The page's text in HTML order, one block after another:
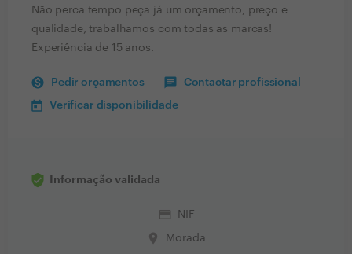
Não perca tempo peça já um orçamento, preço e
qualidade, trabalhamos com todas as marcas!
Experiência de 15 anos.
Pedir orçamentos Contactar profissional
Verificar disponibilidade
Informação validada
credit_card NIF
place Morada